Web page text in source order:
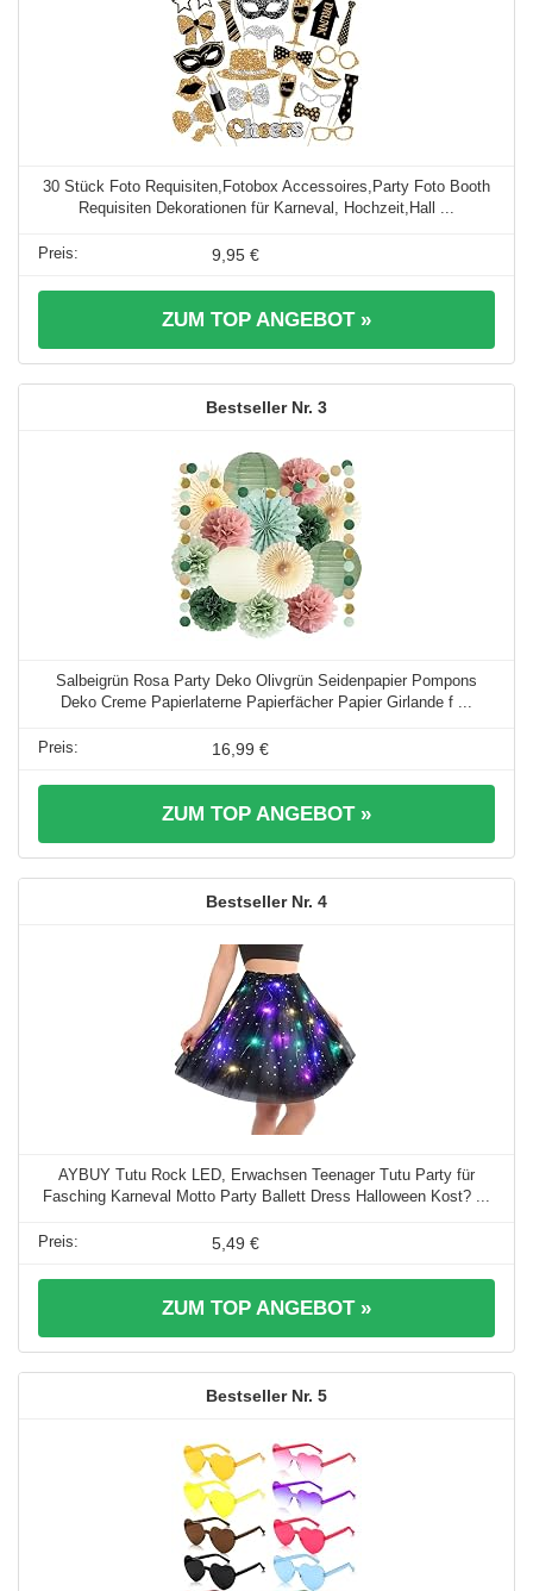
30 Stück Foto Requisiten,Fotobox Accessoires,Party Foto Booth
Requisiten Dekorationen für Karneval, Hochzeit,Hall ...
9,95 €
ZUM TOP ANGEBOT »
3
Salbeigrün Rosa Party Deko Olivgrün Seidenpapier Pompons
Deko Creme Papierlaterne Papierfächer Papier Girlande f ...
16,99 €
ZUM TOP ANGEBOT »
4
AYBUY Tutu Rock LED, Erwachsen Teenager Tutu Party für
Fasching Karneval Motto Party Ballett Dress Halloween Kost? ...
5,49 €
ZUM TOP ANGEBOT »
5